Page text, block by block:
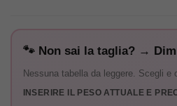
🐾 Non sai la taglia? →
Nessuna tabella da leggere. Scegli e
INSERIRE IL PESO ATTUALE E